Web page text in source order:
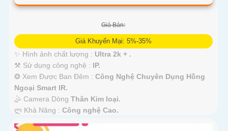
Giá Bán:
Giá Khuyến Mại: 5%-35%
✨ Hình ảnh chất lượng : Ultra 2k + .
⚒ Sử dụng công nghệ : IP.
❂ Xem Được Ban Đêm : Công Nghệ Chuyên Dụng Hồng
Ngoại Smart IR.
🤹 Camera Dòng Thân Kim loại.
️ლ Khả Năng : Công nghệ Cao.